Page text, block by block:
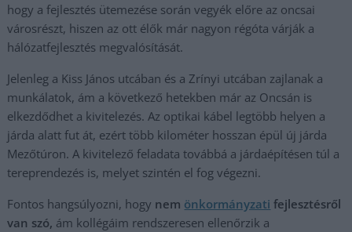
hogy a fejlesztés ütemezése során vegyék előre az oncsai
városrészt, hiszen az ott élők már nagyon régóta várják a
hálózatfejlesztés megvalósítását.
Jelenleg a Kiss János utcában és a Zrínyi utcában zajlanak a
munkálatok, ám a következő hetekben már az Oncsán is
elkezdődhet a kivitelezés. Az optikai kábel legtöbb helyen a
járda alatt fut át, ezért több kilométer hosszan épül új járda
Mezőtúron. A kivitelező feladata továbbá a járdaépítésen túl a
tereprendezés is, melyet szintén el fog végezni.
Fontos hangsúlyozni, hogy nem önkormányzati fejlesztésről
van szó, ám kollégáim rendszeresen ellenőrzik a